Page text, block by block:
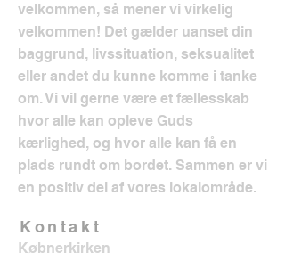
velkommen, så mener vi virkelig
velkommen! Det gælder uanset din
baggrund, livssituation, seksualitet
eller andet du kunne komme i tanke
om. Vi vil gerne være et fællesskab
hvor alle kan opleve Guds
kærlighed, og hvor alle kan få en
plads rundt om bordet. Sammen er vi
en positiv del af vores lokalområde.
Kontakt
Købnerkirken